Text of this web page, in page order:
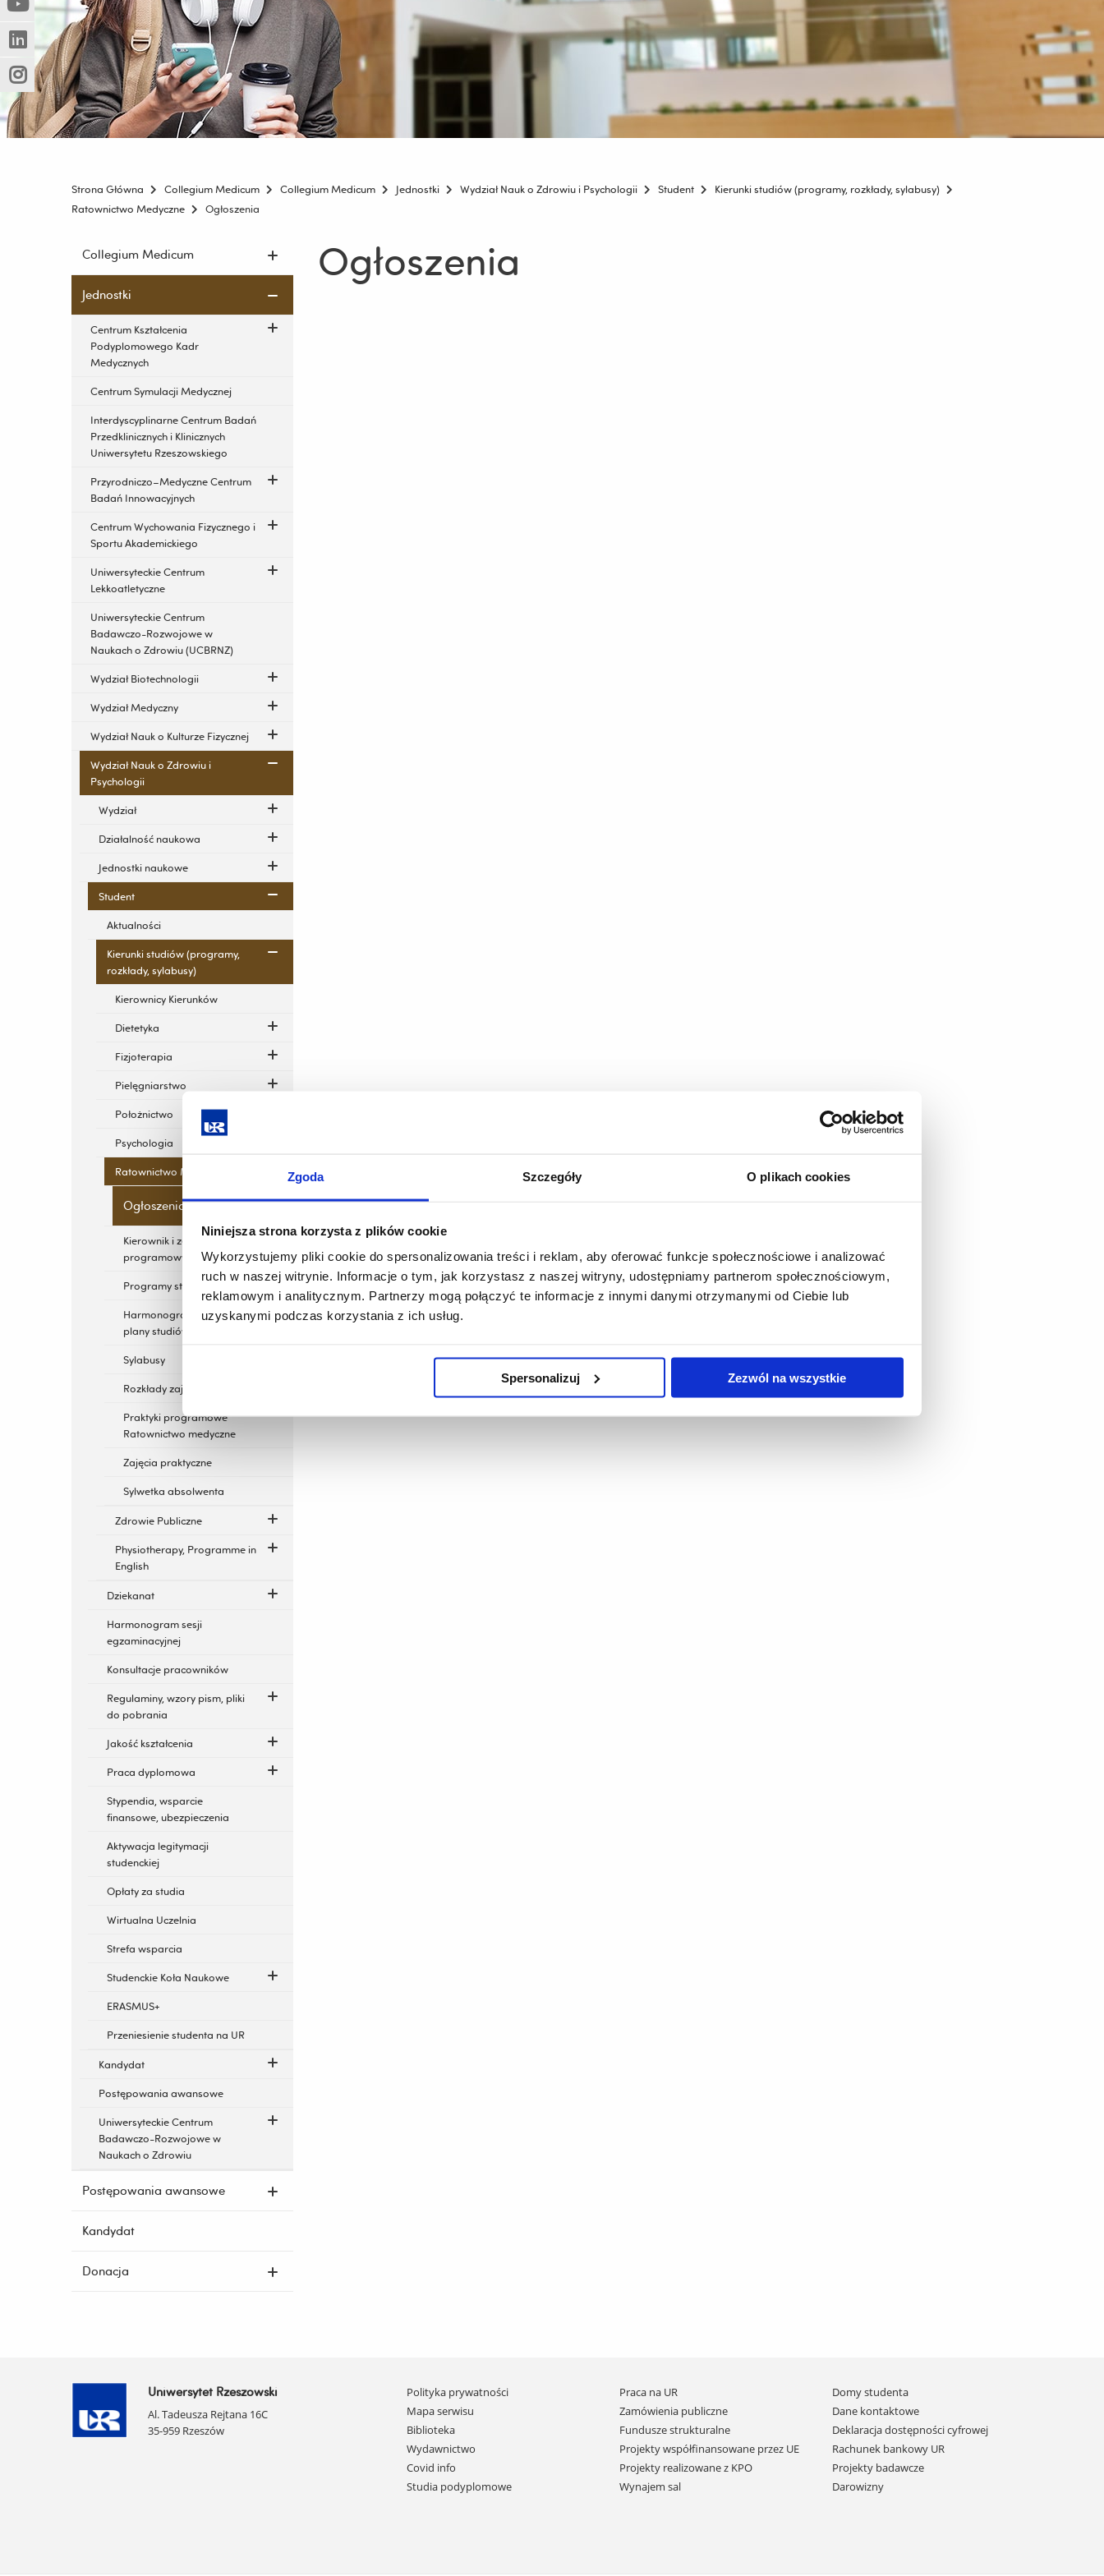
Zgoda Szczegóły O plikach cookies
Niniejsza strona korzysta z plików cookie
Wykorzystujemy pliki cookie do spersonalizowania treści i reklam, aby oferować funkcje społecznościowe i analizować
ruch w naszej witrynie. Informacje o tym, jak korzystasz z naszej witryny, udostępniamy partnerom społecznościowym,
reklamowym i analitycznym. Partnerzy mogą połączyć te informacje z innymi danymi otrzymanymi od Ciebie lub
uzyskanymi podczas korzystania z ich usług.
Spersonalizuj Zezwól na wszystkie
innej
strony)
(Nowe
okno)
(Link
do
innej
strony)
(Nowe
okno)
(Link
do
innej
strony)
(Nowe
okno)
(Link
do
innej
strony)
Strona Główna Collegium Medicum Collegium Medicum Jednostki Wydział Nauk o Zdrowiu i Psychologii Student
Kierunki studiów (programy, rozkłady, sylabusy)
Ratownictwo Medyczne
Ogłoszenia
Pomiń
i
przejdź
do
treści
Collegium Medicum
Jednostki
Centrum Kształcenia
Podyplomowego Kadr
Medycznych
Centrum Symulacji Medycznej
Interdyscyplinarne Centrum Badań
Przedklinicznych i Klinicznych
Uniwersytetu Rzeszowskiego
Przyrodniczo–Medyczne Centrum
Badań Innowacyjnych
Centrum Wychowania Fizycznego i
Sportu Akademickiego
Uniwersyteckie Centrum
Lekkoatletyczne
Uniwersyteckie Centrum
Badawczo-Rozwojowe w
Naukach o Zdrowiu (UCBRNZ)
Wydział Biotechnologii
Wydział Medyczny
Wydział Nauk o Kulturze Fizycznej
Wydział Nauk o Zdrowiu i
Psychologii
Wydział
Działalność naukowa
Jednostki naukowe
Student
Aktualności
Kierunki studiów (programy,
rozkłady, sylabusy)
Kierownicy Kierunków
Dietetyka
Fizjoterapia
Pielęgniarstwo
Położnictwo
Psychologia
Ratownictwo Medyczne
Ogłoszenia
Kierownik i zespół
programowy kierunku
Programy studiów
Harmonogramy studiów (
plany studiów)
Sylabusy
Rozkłady zajęć
Praktyki programowe
Ratownictwo medyczne
Zajęcia praktyczne
Sylwetka absolwenta
Zdrowie Publiczne
Physiotherapy, Programme in
English
Dziekanat
Harmonogram sesji
egzaminacyjnej
Konsultacje pracowników
Regulaminy, wzory pism, pliki
do pobrania
Jakość kształcenia
Praca dyplomowa
Stypendia, wsparcie
finansowe, ubezpieczenia
Aktywacja legitymacji
studenckiej
Opłaty za studia
Wirtualna Uczelnia
Strefa wsparcia
Studenckie Koła Naukowe
ERASMUS+
Przeniesienie studenta na UR
Kandydat
Postępowania awansowe
Uniwersyteckie Centrum
Badawczo-Rozwojowe w
Naukach o Zdrowiu
Postępowania awansowe
Kandydat
Donacja
Ogłoszenia
Uniwersytet Rzeszowski
Al. Tadeusza Rejtana 16C
35-959 Rzeszów
Pomiń
nawigację
i
przejdź
do
treści
Polityka prywatności
Mapa serwisu
Biblioteka
Wydawnictwo
Covid info
Studia podyplomowe
Praca na UR
Zamówienia publiczne
Fundusze strukturalne
Projekty współfinansowane przez UE
Projekty realizowane z KPO
Wynajem sal
Domy studenta
Dane kontaktowe
Deklaracja dostępności cyfrowej
Rachunek bankowy UR
Projekty badawcze
Darowizny